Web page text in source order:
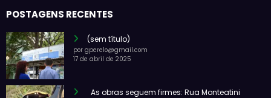
POSTAGENS RECENTES
(sem título)
por gperelo@gmail.com
17 de abril de 2025
As obras seguem firmes: Rua Monteatini